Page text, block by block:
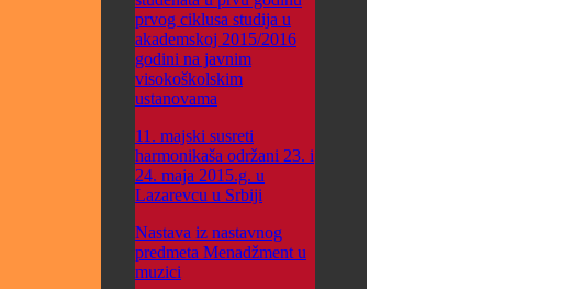
prvog ciklusa studija u
akademskoj 2015/2016
godini na javnim
visokoškolskim
ustanovama
11. majski susreti
harmonikaša održani 23. i
24. maja 2015.g. u
Lazarevcu u Srbiji
Nastava iz nastavnog
predmeta Menadžment u
muzici